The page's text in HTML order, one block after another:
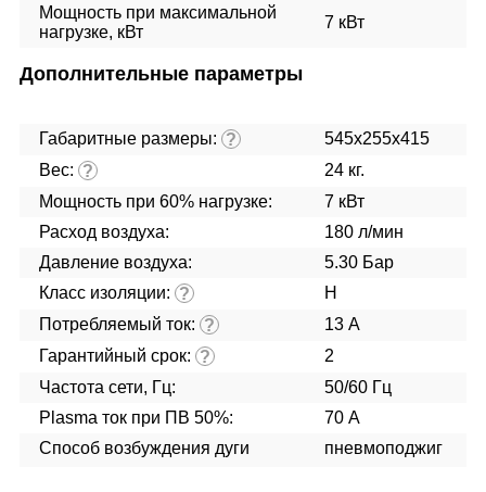
Мощность при максимальной
нагрузке, кВт
7 кВт
Дополнительные параметры
Габаритные размеры: ?
545x255x415
Вес: ?
24 кг.
Мощность при 60% нагрузке:
7 кВт
Расход воздуха:
180 л/мин
Давление воздуха:
5.30 Бар
Класс изоляции: ?
H
Потребляемый ток: ?
13 А
Гарантийный срок: ?
2
Частота сети, Гц:
50/60 Гц
Plasma ток при ПВ 50%:
70 А
Способ возбуждения дуги
пневмоподжиг